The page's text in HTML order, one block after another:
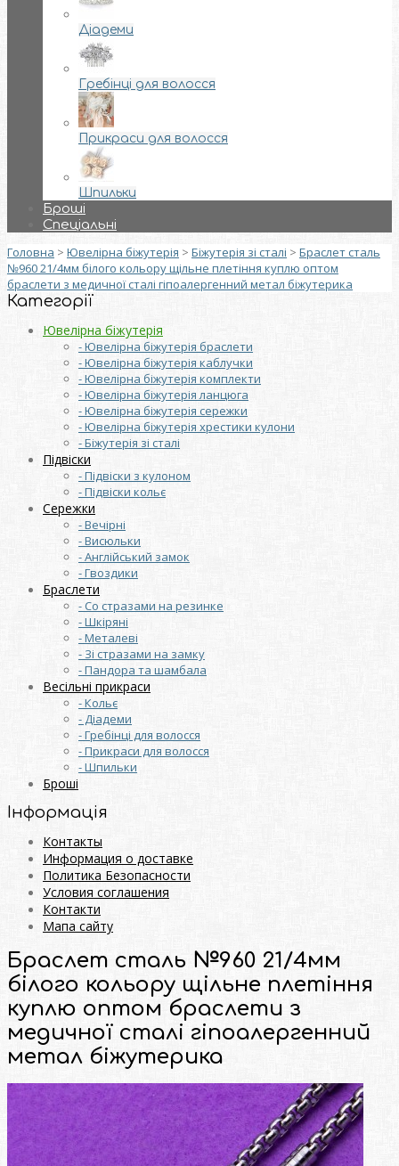
Діадеми
Гребінці для волосся
Прикраси для волосся
Шпильки
Броші
Спеціальні
Головна > Ювелірна біжутерія > Біжутерія зі сталі > Браслет сталь
№960 21/4мм білого кольору щільне плетіння куплю оптом
браслети з медичної сталі гіпоалергенний метал біжутерика
Категорії
Ювелірна біжутерія
- Ювелірна біжутерія браслети
- Ювелірна біжутерія каблучки
- Ювелірна біжутерія комплекти
- Ювелірна біжутерія ланцюга
- Ювелірна біжутерія сережки
- Ювелірна біжутерія хрестики кулони
- Біжутерія зі сталі
Підвіски
- Підвіски з кулоном
- Підвіски кольє
Сережки
- Вечірні
- Висюльки
- Англійський замок
- Гвоздики
Браслети
- Со стразами на резинке
- Шкіряні
- Металеві
- Зі стразами на замку
- Пандора та шамбала
Весільні прикраси
- Кольє
- Діадеми
- Гребінці для волосся
- Прикраси для волосся
- Шпильки
Броші
Інформація
Контакты
Информация о доставке
Политика Безопасности
Условия соглашения
Контакти
Мапа сайту
Браслет сталь №960 21/4мм
білого кольору щільне плетіння
куплю оптом браслети з
медичної сталі гіпоалергенний
метал біжутерика